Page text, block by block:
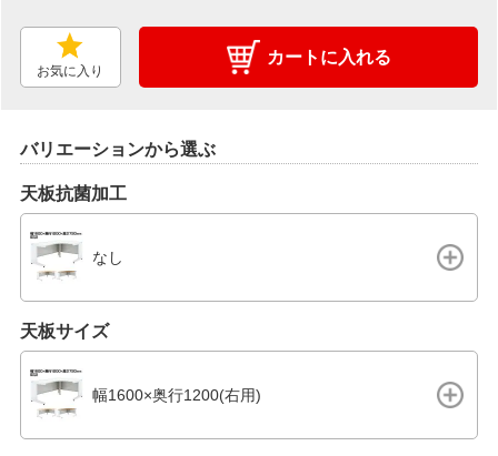
お気に入り
カートに入れる
バリエーションから選ぶ
天板抗菌加工
なし
天板サイズ
幅1600×奥行1200(右用)